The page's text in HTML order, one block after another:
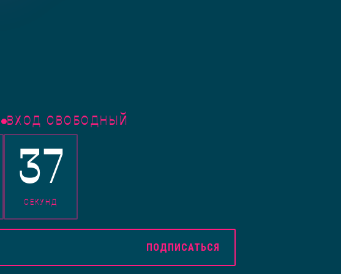
ВХОД СВОБОДНЫЙ
36
СЕКУНД
ПОДПИСАТЬСЯ